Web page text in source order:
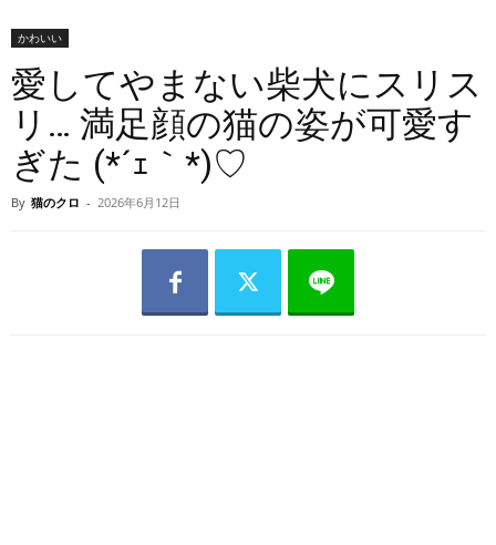
かわいい
愛してやまない柴犬にスリス
リ… 満足顔の猫の姿が可愛す
ぎた (*´ｪ｀*)♡
By 猫のクロ - 2026年6月12日